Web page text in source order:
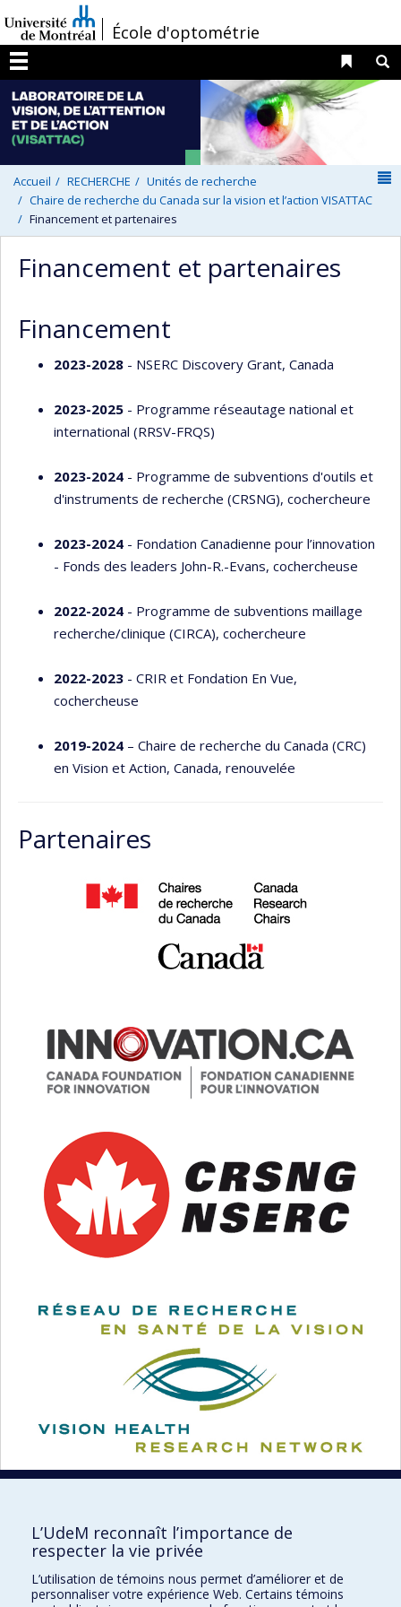
au
contenu
/École d'optométrie
Menu
Liens
Accueil RECHERCHE
Unités de recherche
Chaire de recherche du Canada sur la vision et l’action VISATTAC
Financement et partenaires
Financement et partenaires
Financement
2023-2028 - NSERC Discovery Grant, Canada
2023-2025 - Programme réseautage national et
international (RRSV-FRQS)
2023-2024 - Programme de subventions d'outils et
d'instruments de recherche (CRSNG), cochercheure
2023-2024 - Fondation Canadienne pour l’innovation
- Fonds des leaders John-R.-Evans, cochercheuse
2022-2024 - Programme de subventions maillage
recherche/clinique (CIRCA), cochercheure
2022-2023 - CRIR et Fondation En Vue,
cochercheuse
2019-2024 – Chaire de recherche du Canada (CRC)
en Vision et Action, Canada, renouvelée
Partenaires
École d'optométrie
L’UdeM reconnaît l’importance de
respecter la vie privée
L’utilisation de témoins nous permet d’améliorer et de
personnaliser votre expérience Web. Certains témoins